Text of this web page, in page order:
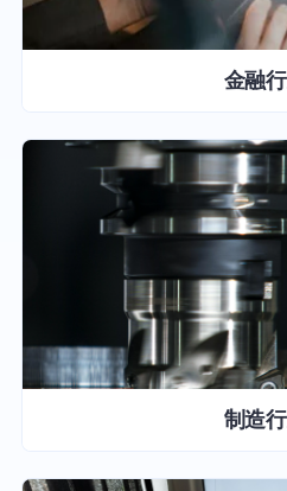
金融
制造